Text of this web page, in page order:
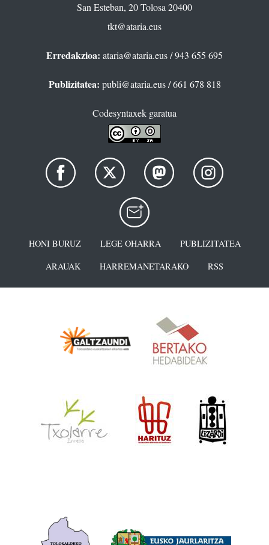
San Esteban, 20 Tolosa 20400
tkt@ataria.eus
Erredakzioa: ataria@ataria.eus/ 943 655 695
Publizitatea: publi@ataria.eus/ 661 678 818
Codesyntaxek garatua
HONI BURUZ LEGE OHARRA
PUBLIZITATEA
ARAUAK
HARREMANETARAKO RSS